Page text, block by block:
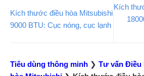
Kích thước điều hòa Mitsubishi
9000 BTU: Cục nóng, cục lạnh
Kích
Tiêu dùng thông minh ❯ Tư vấn Điều